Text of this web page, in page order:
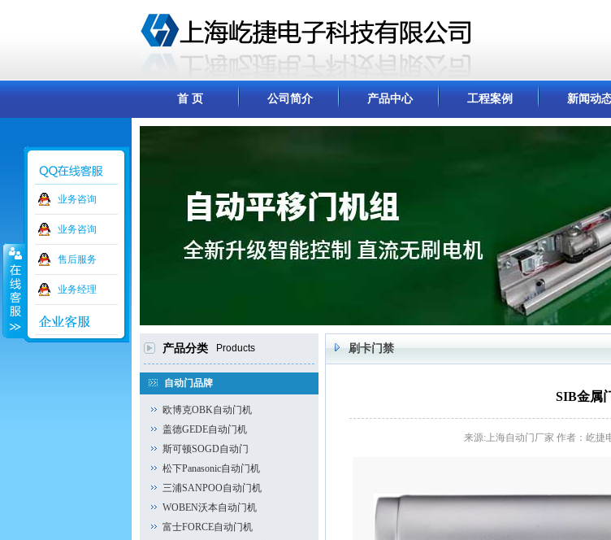
首 页 公司简介 产品中心 工程案例 新闻动
产品分类 Products
自动门品牌
欧博克OBK自动门机
盖德GEDE自动门机
斯可顿SOGD自动门
松下Panasonic自动门机
三浦SANPOO自动门机
WOBEN沃本自动门机
富士FORCE自动门机
刷卡门禁
SIB金属
来源:上海自动门厂家 作者：屹捷
业务咨询
业务咨询
售后服务
业务经理